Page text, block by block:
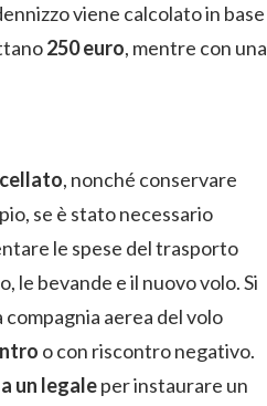
viene calcolato in base
250 euro, mentre con una
, nonché conservare
se è stato necessario
le spese del trasporto
le bevande e il nuovo volo. Si
aerea del volo
o con riscontro negativo.
un legaleper instaurare un